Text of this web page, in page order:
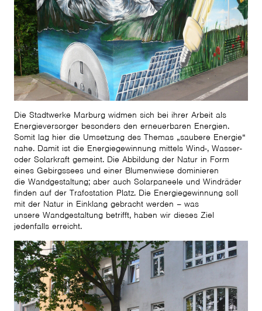
Die Stadtwerke Marburg widmen sich bei ihrer Arbeit als
Energieversorger besonders den erneuerbaren Energien.
Somit lag hier die Umsetzung des Themas „saubere Energie“
nahe. Damit ist die Energiegewinnung mittels Wind-, Wasser-
oder Solarkraft gemeint. Die Abbildung der Natur in Form
eines Gebirgssees und einer Blumenwiese dominieren
die Wandgestaltung; aber auch Solarpaneele und Windräder
finden auf der Trafostation Platz. Die Energiegewinnung soll
mit der Natur in Einklang gebracht werden – was
unsere Wandgestaltung betrifft, haben wir dieses Ziel
jedenfalls erreicht.